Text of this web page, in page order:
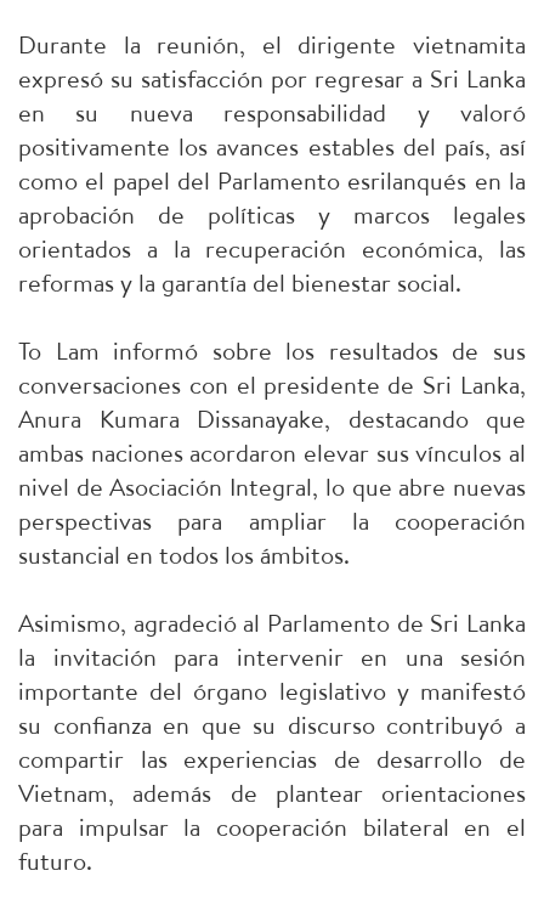
Durante la reunión, el dirigente vietnamita
expresó su satisfacción por regresar a Sri Lanka
en su nueva responsabilidad y valoró
positivamente los avances estables del país, así
como el papel del Parlamento esrilanqués en la
aprobación de políticas y marcos legales
orientados a la recuperación económica, las
reformas y la garantía del bienestar social.
To Lam informó sobre los resultados de sus
conversaciones con el presidente de Sri Lanka,
Anura Kumara Dissanayake, destacando que
ambas naciones acordaron elevar sus vínculos al
nivel de Asociación Integral, lo que abre nuevas
perspectivas para ampliar la cooperación
sustancial en todos los ámbitos.
Asimismo, agradeció al Parlamento de Sri Lanka
la invitación para intervenir en una sesión
importante del órgano legislativo y manifestó
su confianza en que su discurso contribuyó a
compartir las experiencias de desarrollo de
Vietnam, además de plantear orientaciones
para impulsar la cooperación bilateral en el
futuro.